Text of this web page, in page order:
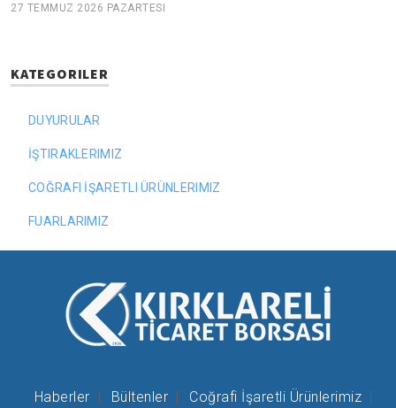
27 TEMMUZ 2026 PAZARTESI
KATEGORILER
DUYURULAR
İŞTIRAKLERIMIZ
COĞRAFI İŞARETLI ÜRÜNLERIMIZ
FUARLARIMIZ
Haberler Bültenler Coğrafi İşaretli Ürünlerimiz